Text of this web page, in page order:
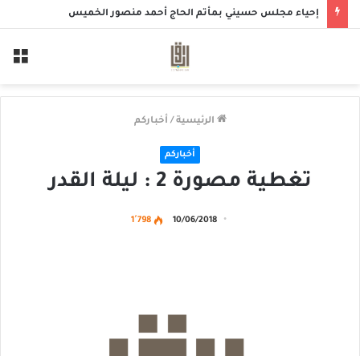
صدقة الجمعة
الرئيسية / أخباركم
أخباركم
تغطية مصورة 2 : ليلة القدر
10/06/2018 1٬798